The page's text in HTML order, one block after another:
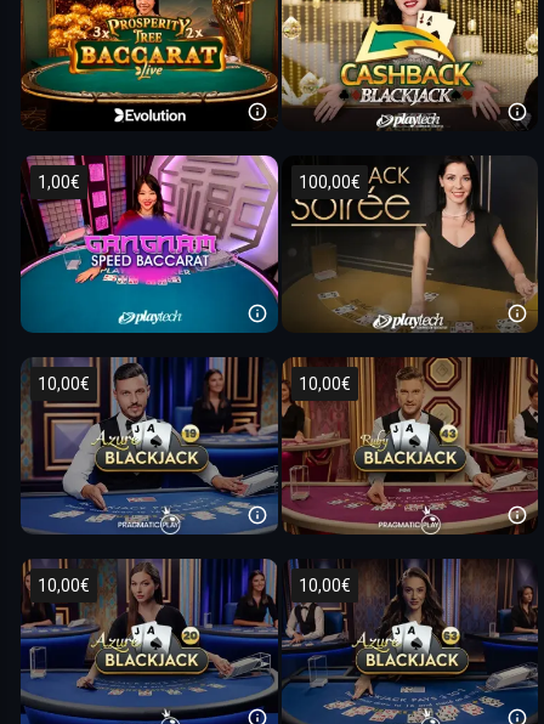
1,00€ 100,00€
10,00€ 10,00€
10,00€ 10,00€